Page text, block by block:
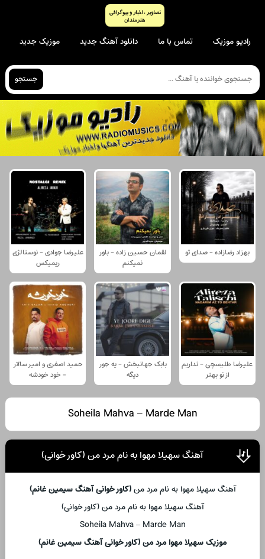
رادیو موزیک تماس با ما دانلود آهنگ جدید موزیک جدید
جستجو
بهزاد رضازاده - صدای تو
لقمان حسین زاده - باور
نمیکنم
علیرضا جوادی - نوستالژی
ریمیکس
علیرضا طلیسچی - نداریم
از تو بهتر
بابک جهانبخش - یه جور
دیگه
حمید اصغری و امیر سالار
- خود خودشه
Soheila Mahva – Marde Man
آهنگ سهیلا مهوا به نام مرد من (کاور خوانی)
آهنگ سهیلا مهوا به نام مرد من(کاور خوانی آهنگ سیمین غانم)
آهنگ سهیلا مهوا به نام مرد من (کاور خوانی)
Soheila Mahva – Marde Man
موزیک سهیلا مهوا مرد من (کاور خوانی آهنگ سیمین غانم)